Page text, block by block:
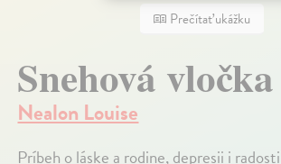
Prečítať ukážku
Snehová vločka
Nealon Louise
Príbeh o láske a rodine, depresii i